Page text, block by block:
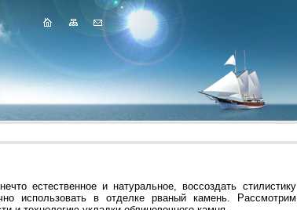
естественное и натуральное, воссоздать стилистику
использовать в отделке рваный камень. Рассмотрим